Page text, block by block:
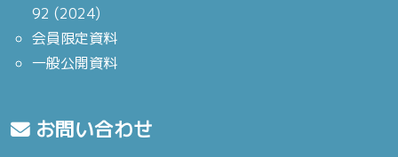
92 (2024)
会員限定資料
一般公開資料
お問い合わせ